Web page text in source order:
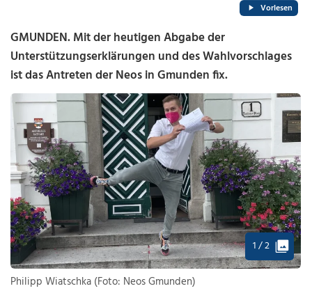
Vorlesen
GMUNDEN. Mit der heutigen Abgabe der
Unterstützungserklärungen und des Wahlvorschlages
ist das Antreten der Neos in Gmunden fix.
1 / 2
Philipp Wiatschka (Foto: Neos Gmunden)